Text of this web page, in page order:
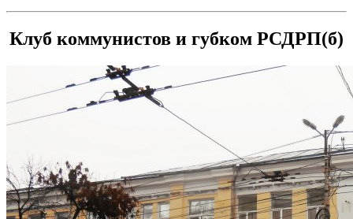
Клуб коммунистов и губком РСДРП(б)